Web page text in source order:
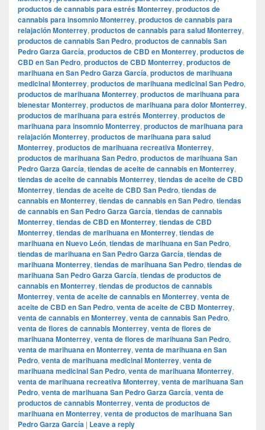
productos de cannabis para estrés Monterrey, productos de
cannabis para insomnio Monterrey, productos de cannabis para
relajación Monterrey, productos de cannabis para salud Monterrey,
productos de cannabis San Pedro, productos de cannabis San
Pedro Garza García, productos de CBD en Monterrey, productos de
CBD en San Pedro, productos de CBD Monterrey, productos de
marihuana en San Pedro Garza García, productos de marihuana
medicinal Monterrey, productos de marihuana medicinal San Pedro,
productos de marihuana Monterrey, productos de marihuana para
bienestar Monterrey, productos de marihuana para dolor Monterrey,
productos de marihuana para estrés Monterrey, productos de
marihuana para insomnio Monterrey, productos de marihuana para
relajación Monterrey, productos de marihuana para salud
Monterrey, productos de marihuana recreativa Monterrey,
productos de marihuana San Pedro, productos de marihuana San
Pedro Garza García, tiendas de aceite de cannabis en Monterrey,
tiendas de aceite de cannabis Monterrey, tiendas de aceite de CBD
Monterrey, tiendas de aceite de CBD San Pedro, tiendas de
cannabis en Monterrey, tiendas de cannabis en San Pedro, tiendas
de cannabis en San Pedro Garza García, tiendas de cannabis
Monterrey, tiendas de CBD en Monterrey, tiendas de CBD
Monterrey, tiendas de marihuana en Monterrey, tiendas de
marihuana en Nuevo León, tiendas de marihuana en San Pedro,
tiendas de marihuana en San Pedro Garza García, tiendas de
marihuana Monterrey, tiendas de marihuana San Pedro, tiendas de
marihuana San Pedro Garza García, tiendas de productos de
cannabis en Monterrey, tiendas de productos de cannabis
Monterrey, venta de aceite de cannabis en Monterrey, venta de
aceite de CBD en San Pedro, venta de aceite de CBD Monterrey,
venta de cannabis en Monterrey, venta de cannabis San Pedro,
venta de flores de cannabis Monterrey, venta de flores de
marihuana Monterrey, venta de flores de marihuana San Pedro,
venta de marihuana en Monterrey, venta de marihuana en San
Pedro, venta de marihuana medicinal Monterrey, venta de
marihuana medicinal San Pedro, venta de marihuana Monterrey,
venta de marihuana recreativa Monterrey, venta de marihuana San
Pedro, venta de marihuana San Pedro Garza García, venta de
productos de cannabis Monterrey, venta de productos de
marihuana en Monterrey, venta de productos de marihuana San
Pedro Garza García | Leave a reply